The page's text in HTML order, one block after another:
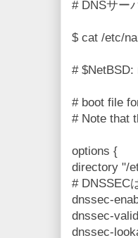
# DNSサー
$ cat /etc/
# $NetBSD:
# boot file
# Note that
options {
directory "/
# DNSSEC
dnssec-
dnssec-
dnssec-